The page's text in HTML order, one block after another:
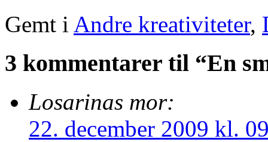
Gemt i Andre kreativiteter,
3 kommentarer til “En
Losarinas mor:
22. december 2009 kl.